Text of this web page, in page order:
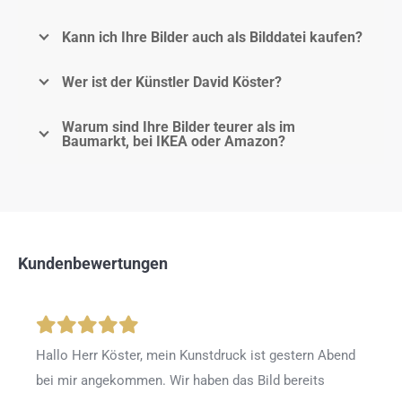
Kann ich Ihre Bilder auch als Bilddatei kaufen?
Wer ist der Künstler David Köster?
Warum sind Ihre Bilder teurer als im
Baumarkt, bei IKEA oder Amazon?
Kundenbewertungen
Hallo Herr Köster, mein Kunstdruck ist gestern Abend
bei mir angekommen. Wir haben das Bild bereits